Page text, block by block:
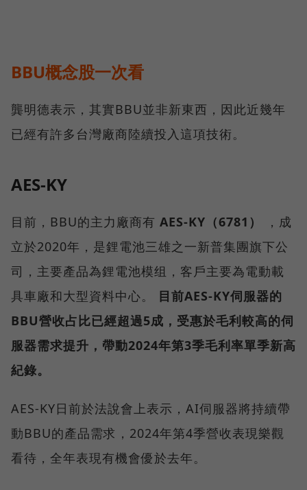
BBU概念股一次看
龔明德表示，其實BBU並非新東西，因此近幾年
已經有許多台灣廠商陸續投入這項技術。
AES-KY
目前，BBU的主力廠商有 AES-KY（6781）
，成
立於2020年，是鋰電池三雄之一新普集團旗下公
司，主要產品為鋰電池模组，客戶主要為電動載
具車廠和大型資料中心。 目前AES-KY伺服器的
BBU營收占比已經超過5成，受惠於毛利較高的伺
服器需求提升，帶動2024年第3季毛利率單季新高
紀錄。
AES-KY日前於法說會上表示，AI伺服器將持續帶
動BBU的產品需求，2024年第4季營收表現樂觀
看待，全年表現有機會優於去年。